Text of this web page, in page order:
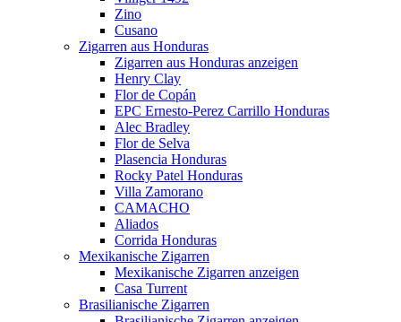
Zino
Cusano
Zigarren aus Honduras
Zigarren aus Honduras anzeigen
Henry Clay
Flor de Copán
EPC Ernesto-Perez Carrillo Honduras
Alec Bradley
Flor de Selva
Plasencia Honduras
Rocky Patel Honduras
Villa Zamorano
CAMACHO
Aliados
Corrida Honduras
Mexikanische Zigarren
Mexikanische Zigarren anzeigen
Casa Turrent
Brasilianische Zigarren